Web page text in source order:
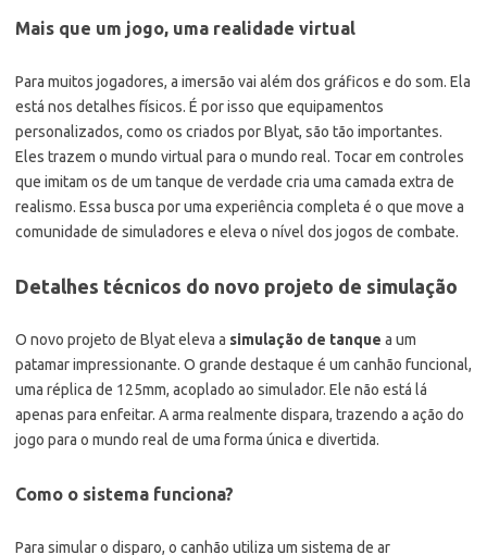
Mais que um jogo, uma realidade virtual
Para muitos jogadores, a imersão vai além dos gráficos e do som. Ela
está nos detalhes físicos. É por isso que equipamentos
personalizados, como os criados por Blyat, são tão importantes.
Eles trazem o mundo virtual para o mundo real. Tocar em controles
que imitam os de um tanque de verdade cria uma camada extra de
realismo. Essa busca por uma experiência completa é o que move a
comunidade de simuladores e eleva o nível dos jogos de combate.
Detalhes técnicos do novo projeto de simulação
O novo projeto de Blyat eleva a simulação de tanque a um
patamar impressionante. O grande destaque é um canhão funcional,
uma réplica de 125mm, acoplado ao simulador. Ele não está lá
apenas para enfeitar. A arma realmente dispara, trazendo a ação do
jogo para o mundo real de uma forma única e divertida.
Como o sistema funciona?
Para simular o disparo, o canhão utiliza um sistema de ar